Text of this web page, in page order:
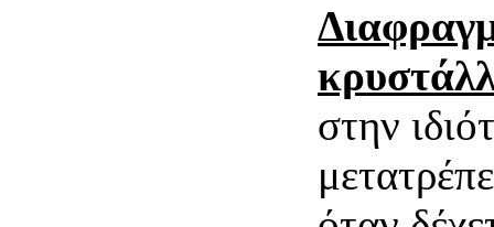
στην